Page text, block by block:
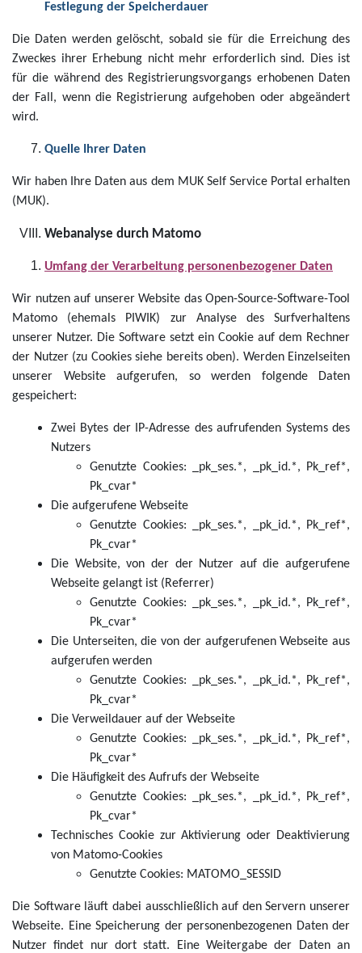
Festlegung der Speicherdauer
Die Daten werden gelöscht, sobald sie für die Erreichung des
Zweckes ihrer Erhebung nicht mehr erforderlich sind. Dies ist
für die während des Registrierungsvorgangs erhobenen Daten
der Fall, wenn die Registrierung aufgehoben oder abgeändert
wird.
Quelle Ihrer Daten
Wir haben Ihre Daten aus dem MUK Self Service Portal erhalten
(MUK).
Webanalyse durch Matomo
Umfang der Verarbeitung personenbezogener Daten
Wir nutzen auf unserer Website das Open-Source-Software-Tool
Matomo (ehemals PIWIK) zur Analyse des Surfverhaltens
unserer Nutzer. Die Software setzt ein Cookie auf dem Rechner
der Nutzer (zu Cookies siehe bereits oben). Werden Einzelseiten
unserer Website aufgerufen, so werden folgende Daten
gespeichert:
Zwei Bytes der IP-Adresse des aufrufenden Systems des
Nutzers
Genutzte Cookies: _pk_ses.*, _pk_id.*, Pk_ref*,
Pk_cvar*
Die aufgerufene Webseite
Genutzte Cookies: _pk_ses.*, _pk_id.*, Pk_ref*,
Pk_cvar*
Die Website, von der der Nutzer auf die aufgerufene
Webseite gelangt ist (Referrer)
Genutzte Cookies: _pk_ses.*, _pk_id.*, Pk_ref*,
Pk_cvar*
Die Unterseiten, die von der aufgerufenen Webseite aus
aufgerufen werden
Genutzte Cookies: _pk_ses.*, _pk_id.*, Pk_ref*,
Pk_cvar*
Die Verweildauer auf der Webseite
Genutzte Cookies: _pk_ses.*, _pk_id.*, Pk_ref*,
Pk_cvar*
Die Häufigkeit des Aufrufs der Webseite
Genutzte Cookies: _pk_ses.*, _pk_id.*, Pk_ref*,
Pk_cvar*
Technisches Cookie zur Aktivierung oder Deaktivierung
von Matomo-Cookies
Genutzte Cookies: MATOMO_SESSID
Die Software läuft dabei ausschließlich auf den Servern unserer
Webseite. Eine Speicherung der personenbezogenen Daten der
Nutzer findet nur dort statt. Eine Weitergabe der Daten an